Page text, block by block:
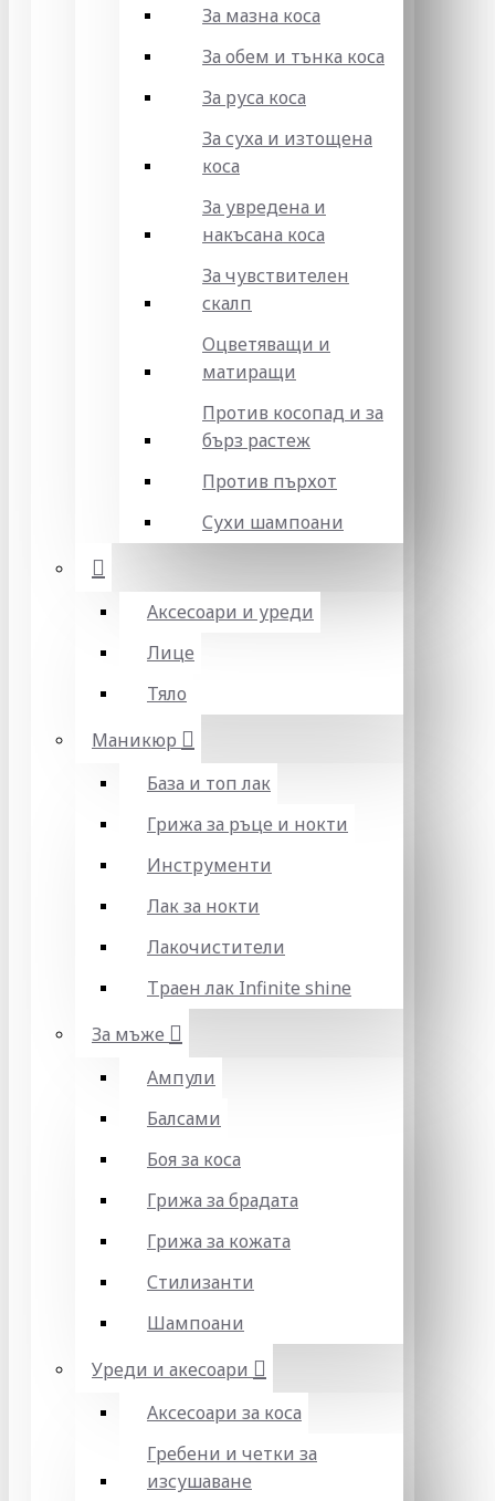
За мазна коса
За обем и тънка коса
За руса коса
За суха и изтощена
коса
За увредена и
накъсана коса
За чувствителен
скалп
Оцветяващи и
матиращи
Против косопад и за
бърз растеж
Против пърхот
Сухи шампоани
Аксесоари и уреди
Лице
Тяло
Маникюр
База и топ лак
Грижа за ръце и нокти
Инструменти
Лак за нокти
Лакочистители
Траен лак Infinite shine
За мъже
Ампули
Балсами
Боя за коса
Грижа за брадата
Грижа за кожата
Стилизанти
Шампоани
Уреди и акесоари
Аксесоари за коса
Гребени и четки за
изсушаване